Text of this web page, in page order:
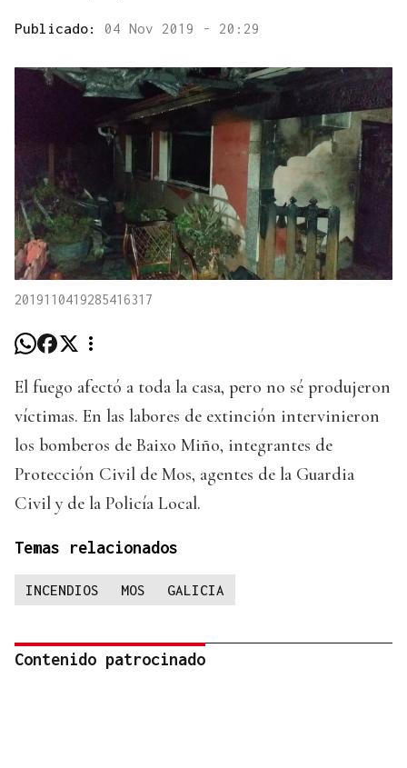
Publicado: 04 Nov 2019 - 20:29
2019110419285416317
El fuego afectó a toda la casa, pero no sé produjeron
víctimas. En las labores de extinción intervinieron
los bomberos de Baixo Miño, integrantes de
Protección Civil de Mos, agentes de la Guardia
Civil y de la Policía Local.
Temas relacionados
INCENDIOS MOS GALICIA
Contenido patrocinado